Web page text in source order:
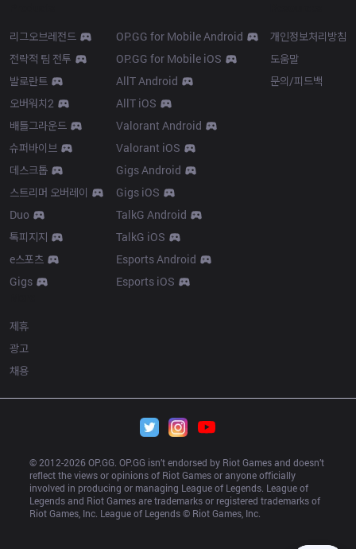
리그오브레전드
전략적 팀 전투
발로란트
오버워치2
배틀그라운드
슈퍼바이브
데스크톱
스트리머 오버레이
Duo
톡피지지
e스포츠
Gigs
OP.GG for Mobile Android
OP.GG for Mobile iOS
AllT Android
AllT iOS
Valorant Android
Valorant iOS
Gigs Android
Gigs iOS
TalkG Android
TalkG iOS
Esports Android
Esports iOS
개인정보처리방침
도움말
문의/피드백
제휴
광고
채용
© 2012-2026 OP.GG. OP.GG isn’t endorsed by Riot Games and doesn’t
reflect the views or opinions of Riot Games or anyone officially
involved in producing or managing League of Legends. League of
Legends and Riot Games are trademarks or registered trademarks of
Riot Games, Inc. League of Legends © Riot Games, Inc.